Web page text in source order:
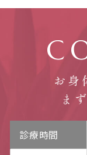
お身
ま
診療時間